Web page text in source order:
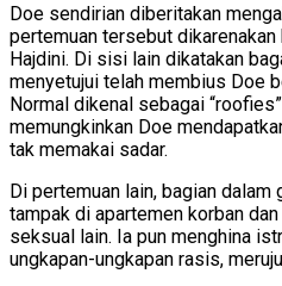
Doe sendirian diberitakan
pertemuan tersebut
Hajdini. Di sisi lain dikatakan
menyetujui telah membius Doe
Normal dikenal sebagai
memungkinkan Doe
tak memakai sadar.
Di pertemuan lain, bagian dalam
tampak di apartemen korban
seksual lain. Ia pun menghina
ungkapan-ungkapan rasis,